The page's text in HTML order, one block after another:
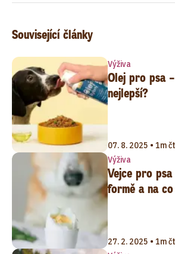
Související články
Výživa
Olej pro psa
nejlepší?
07. 8. 2025 • 1m
Výživa
Vejce pro
formě a na
27. 2. 2025 • 1m